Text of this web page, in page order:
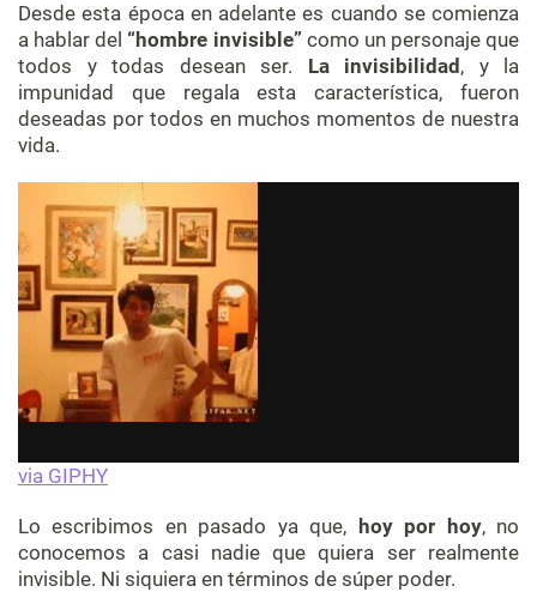
Desde esta época en adelante es cuando se comienza
a hablar del “hombre invisible”como un personaje que
todos y todas desean ser. La invisibilidad , y la
impunidad que regala esta característica, fueron
deseadas por todos en muchos momentos de nuestra
vida.
via GIPHY
Lo escribimos en pasado ya que, hoy por hoy, no
conocemos a casi nadie que quiera ser realmente
invisible. Ni siquiera en términos de súper poder.